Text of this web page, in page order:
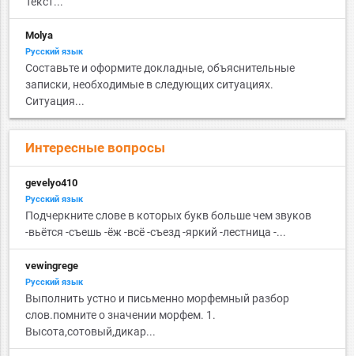
Molya
Русский язык
Составьте и оформите докладные, объяснительные
записки, необходимые в следующих ситуациях.
Ситуация...
Интересные вопросы
gevelyo410
Русский язык
Подчеркните слове в которых букв больше чем звуков
-вьётся -съешь -ёж -всё -съезд -яркий -лестница -...
vewingrege
Русский язык
Выполнить устно и письменно морфемный разбор
слов.помните о значении морфем. 1.
Высота,сотовый,дикар...